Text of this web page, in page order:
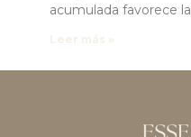
acumulada favorece la